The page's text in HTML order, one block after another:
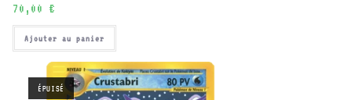
70,00 €
Ajouter au panier
ÉPUISÉ